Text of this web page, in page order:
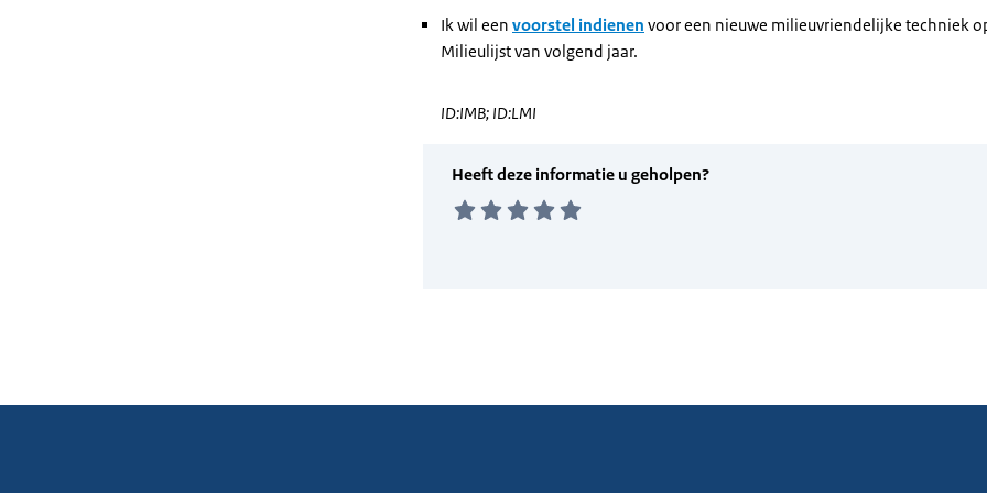
Ik wil een voorstel indienen voor een nieuwe milieuvriendelijke techniek
Milieulijst van volgend jaar.
ID:IMB; ID:LMI